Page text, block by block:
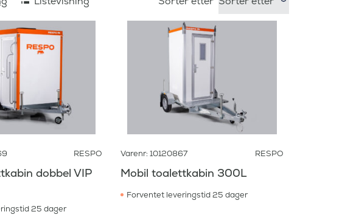
RESPO
dobbel VIP
25 dager
Varenr: 10120867 RESPO
Mobil toalettkabin 300L
Forventet leveringstid 25 dager